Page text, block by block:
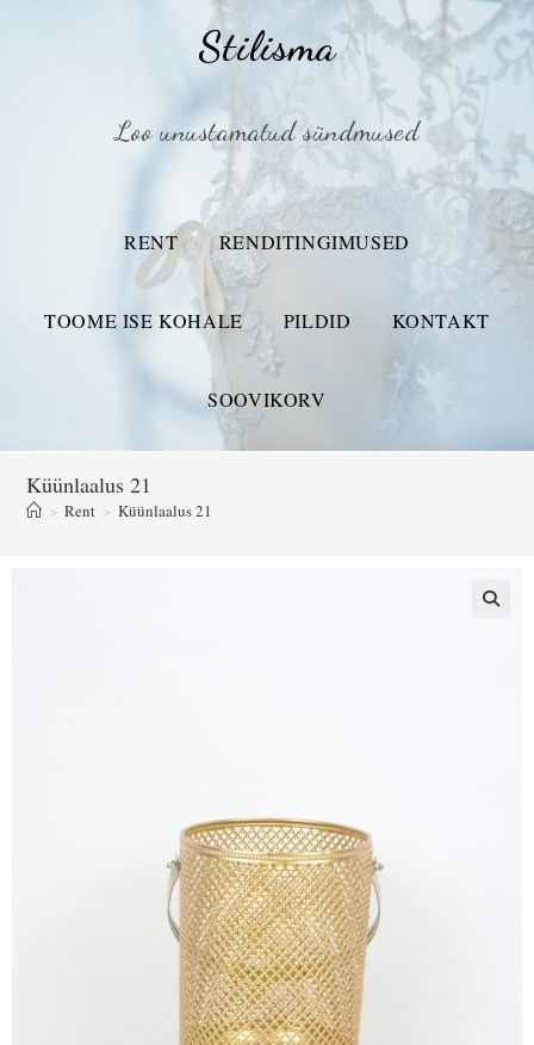
Stilisma
Loo unustamatud sündmused
RENT RENDITINGIMUSED
TOOME ISE KOHALE PILDID KONTAKT
SOOVIKORV
Küünlaalus 21
> Rent > Küünlaalus 21